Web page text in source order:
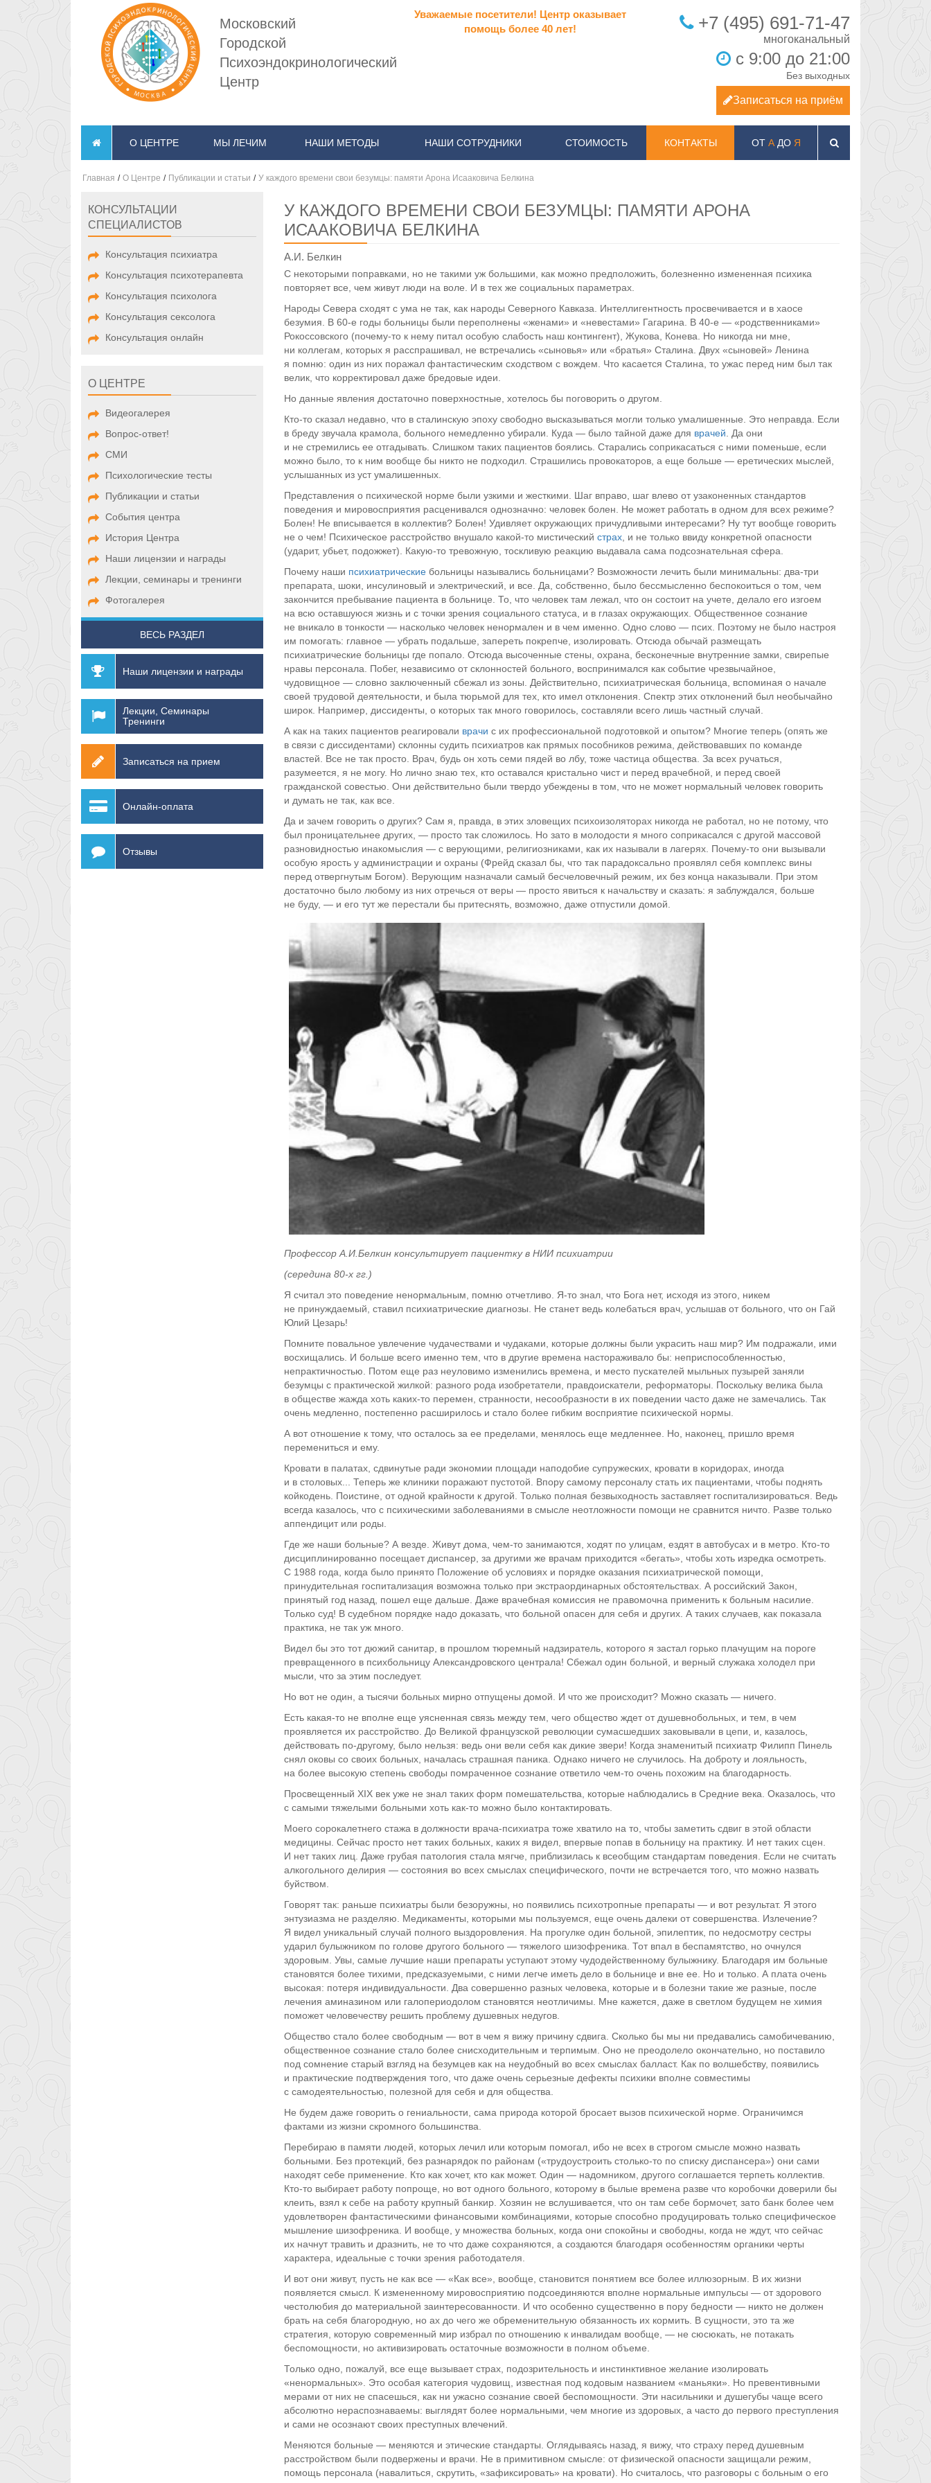
Московский
Городской
Психоэндокринологический
Центр
Уважаемые посетители! Центр оказывает
помощь более 40 лет!
+7 (495) 691-71-47
с 9:00 до 21:00
Без выходных
Записаться на приём
О ЦЕНТРЕ МЫ ЛЕЧИМ НАШИ МЕТОДЫ НАШИ СОТРУДНИКИ СТОИМОСТЬ КОНТАКТЫ ОТ АДО Я
Главная / О Центре / Публикации и статьи / У каждого времени свои безумцы: памяти Арона Исааковича Белкина
КОНСУЛЬТАЦИИ
СПЕЦИАЛИСТОВ
Консультация психиатра
Консультация психотерапевта
Консультация психолога
Консультация сексолога
Консультация онлайн
О ЦЕНТРЕ
Видеогалерея
Вопрос-ответ!
СМИ
Психологические тесты
Публикации и статьи
События центра
История Центра
Наши лицензии и награды
Лекции, семинары и тренинги
Фотогалерея
ВЕСЬ РАЗДЕЛ
Наши лицензии и награды
Лекции, Семинары
Тренинги
Записаться на прием
Онлайн-оплата
Отзывы
У КАЖДОГО ВРЕМЕНИ СВОИ БЕЗУМЦЫ: ПАМЯТИ АРОНА
ИСААКОВИЧА БЕЛКИНА
А.И. Белкин
С некоторыми поправками, но не такими уж большими, как можно предположить, болезненно измененная психика
повторяет все, чем живут люди на воле. И в тех же социальных параметрах.
Народы Севера сходят с ума не так, как народы Северного Кавказа. Интеллигентность просвечивается и в хаосе
безумия. В 60-е годы больницы были переполнены «женами» и «невестами» Гагарина. В 40-е — «родственниками»
Рокоссовского (почему-то к нему питал особую слабость наш контингент), Жукова, Конева. Но никогда ни мне,
ни коллегам, которых я расспрашивал, не встречались «сыновья» или «братья» Сталина. Двух «сыновей» Ленина
я помню: один из них поражал фантастическим сходством с вождем. Что касается Сталина, то ужас перед ним был так
велик, что корректировал даже бредовые идеи.
Но данные явления достаточно поверхностные, хотелось бы поговорить о другом.
Кто-то сказал недавно, что в сталинскую эпоху свободно высказываться могли только умалишенные. Это неправда. Если
в бреду звучала крамола, больного немедленно убирали. Куда — было тайной даже для врачей . Да они
и не стремились ее отгадывать. Слишком таких пациентов боялись. Старались соприкасаться с ними поменьше, если
можно было, то к ним вообще бы никто не подходил. Страшились провокаторов, а еще больше — еретических мыслей,
услышанных из уст умалишенных.
Представления о психической норме были узкими и жесткими. Шаг вправо, шаг влево от узаконенных стандартов
поведения и мировосприятия расценивался однозначно: человек болен. Не может работать в одном для всех режиме?
Болен! Не вписывается в коллектив? Болен! Удивляет окружающих причудливыми интересами? Ну тут вообще говорить
не о чем! Психическое расстройство внушало какой-то мистический страх, и не только ввиду конкретной опасности
(ударит, убьет, подожжет). Какую-то тревожную, тоскливую реакцию выдавала сама подсознательная сфера.
Почему наши психиатрическиебольницы назывались больницами? Возможности лечить были минимальны: два-три
препарата, шоки, инсулиновый и электрический, и все. Да, собственно, было бессмысленно беспокоиться о том, чем
закончится пребывание пациента в больнице. То, что человек там лежал, что он состоит на учете, делало его изгоем
на всю оставшуюся жизнь и с точки зрения социального статуса, и в глазах окружающих. Общественное сознание
не вникало в тонкости — насколько человек ненормален и в чем именно. Одно слово — псих. Поэтому не было настроя
им помогать: главное — убрать подальше, запереть покрепче, изолировать. Отсюда обычай размещать
психиатрические больницы где попало. Отсюда высоченные стены, охрана, бесконечные внутренние замки, свирепые
нравы персонала. Побег, независимо от склонностей больного, воспринимался как событие чрезвычайное,
чудовищное — словно заключенный сбежал из зоны. Действительно, психиатрическая больница, вспоминая о начале
своей трудовой деятельности, и была тюрьмой для тех, кто имел отклонения. Спектр этих отклонений был необычайно
широк. Например, диссиденты, о которых так много говорилось, составляли всего лишь частный случай.
А как на таких пациентов реагировали врачи с их профессиональной подготовкой и опытом? Многие теперь (опять же
в связи с диссидентами) склонны судить психиатров как прямых пособников режима, действовавших по команде
властей. Все не так просто. Врач, будь он хоть семи пядей во лбу, тоже частица общества. За всех ручаться,
разумеется, я не могу. Но лично знаю тех, кто оставался кристально чист и перед врачебной, и перед своей
гражданской совестью. Они действительно были твердо убеждены в том, что не может нормальный человек говорить
и думать не так, как все.
Да и зачем говорить о других? Сам я, правда, в этих зловещих психоизоляторах никогда не работал, но не потому, что
был проницательнее других, — просто так сложилось. Но зато в молодости я много соприкасался с другой массовой
разновидностью инакомыслия — с верующими, религиозниками, как их называли в лагерях. Почему-то они вызывали
особую ярость у администрации и охраны (Фрейд сказал бы, что так парадоксально проявлял себя комплекс вины
перед отвергнутым Богом). Верующим назначали самый бесчеловечный режим, их без конца наказывали. При этом
достаточно было любому из них отречься от веры — просто явиться к начальству и сказать: я заблуждался, больше
не буду, — и его тут же перестали бы притеснять, возможно, даже отпустили домой.
Профессор А.И.Белкин консультирует пациентку в НИИ психиатрии
(середина 80-х гг.)
Я считал это поведение ненормальным, помню отчетливо. Я-то знал, что Бога нет, исходя из этого, никем
не принуждаемый, ставил психиатрические диагнозы. Не станет ведь колебаться врач, услышав от больного, что он Гай
Юлий Цезарь!
Помните повальное увлечение чудачествами и чудаками, которые должны были украсить наш мир? Им подражали, ими
восхищались. И больше всего именно тем, что в другие времена настораживало бы: неприспособленностью,
непрактичностью. Потом еще раз неуловимо изменились времена, и место пускателей мыльных пузырей заняли
безумцы с практической жилкой: разного рода изобретатели, правдоискатели, реформаторы. Поскольку велика была
в обществе жажда хоть каких-то перемен, странности, несообразности в их поведении часто даже не замечались. Так
очень медленно, постепенно расширилось и стало более гибким восприятие психической нормы.
А вот отношение к тому, что осталось за ее пределами, менялось еще медленнее. Но, наконец, пришло время
перемениться и ему.
Кровати в палатах, сдвинутые ради экономии площади наподобие супружеских, кровати в коридорах, иногда
и в столовых... Теперь же клиники поражают пустотой. Впору самому персоналу стать их пациентами, чтобы поднять
койкодень. Поистине, от одной крайности к другой. Только полная безвыходность заставляет госпитализироваться. Ведь
всегда казалось, что с психическими заболеваниями в смысле неотложности помощи не сравнится ничто. Разве только
аппендицит или роды.
Где же наши больные? А везде. Живут дома, чем-то занимаются, ходят по улицам, ездят в автобусах и в метро. Кто-то
дисциплинированно посещает диспансер, за другими же врачам приходится «бегать», чтобы хоть изредка осмотреть.
С 1988 года, когда было принято Положение об условиях и порядке оказания психиатрической помощи,
принудительная госпитализация возможна только при экстраординарных обстоятельствах. А российский Закон,
принятый год назад, пошел еще дальше. Даже врачебная комиссия не правомочна применить к больным насилие.
Только суд! В судебном порядке надо доказать, что больной опасен для себя и других. А таких случаев, как показала
практика, не так уж много.
Видел бы это тот дюжий санитар, в прошлом тюремный надзиратель, которого я застал горько плачущим на пороге
превращенного в психбольницу Александровского централа! Сбежал один больной, и верный служака холодел при
мысли, что за этим последует.
Но вот не один, а тысячи больных мирно отпущены домой. И что же происходит? Можно сказать — ничего.
Есть какая-то не вполне еще уясненная связь между тем, чего общество ждет от душевнобольных, и тем, в чем
проявляется их расстройство. До Великой французской революции сумасшедших заковывали в цепи, и, казалось,
действовать по-другому, было нельзя: ведь они вели себя как дикие звери! Когда знаменитый психиатр Филипп Пинель
снял оковы со своих больных, началась страшная паника. Однако ничего не случилось. На доброту и лояльность,
на более высокую степень свободы помраченное сознание ответило чем-то очень похожим на благодарность.
Просвещенный XIX век уже не знал таких форм помешательства, которые наблюдались в Средние века. Оказалось, что
с самыми тяжелыми больными хоть как-то можно было контактировать.
Моего сорокалетнего стажа в должности врача-психиатра тоже хватило на то, чтобы заметить сдвиг в этой области
медицины. Сейчас просто нет таких больных, каких я видел, впервые попав в больницу на практику. И нет таких сцен.
И нет таких лиц. Даже грубая патология стала мягче, приблизилась к всеобщим стандартам поведения. Если не считать
алкогольного делирия — состояния во всех смыслах специфического, почти не встречается того, что можно назвать
буйством.
Говорят так: раньше психиатры были безоружны, но появились психотропные препараты — и вот результат. Я этого
энтузиазма не разделяю. Медикаменты, которыми мы пользуемся, еще очень далеки от совершенства. Излечение?
Я видел уникальный случай полного выздоровления. На прогулке один больной, эпилептик, по недосмотру сестры
ударил булыжником по голове другого больного — тяжелого шизофреника. Тот впал в беспамятство, но очнулся
здоровым. Увы, самые лучшие наши препараты уступают этому чудодейственному булыжнику. Благодаря им больные
становятся более тихими, предсказуемыми, с ними легче иметь дело в больнице и вне ее. Но и только. А плата очень
высокая: потеря индивидуальности. Два совершенно разных человека, которые и в болезни такие же разные, после
лечения аминазином или галопериодолом становятся неотличимы. Мне кажется, даже в светлом будущем не химия
поможет человечеству решить проблему душевных недугов.
Общество стало более свободным — вот в чем я вижу причину сдвига. Сколько бы мы ни предавались самобичеванию,
общественное сознание стало более снисходительным и терпимым. Оно не преодолело окончательно, но поставило
под сомнение старый взгляд на безумцев как на неудобный во всех смыслах балласт. Как по волшебству, появились
и практические подтверждения того, что даже очень серьезные дефекты психики вполне совместимы
с самодеятельностью, полезной для себя и для общества.
Не будем даже говорить о гениальности, сама природа которой бросает вызов психической норме. Ограничимся
фактами из жизни скромного большинства.
Перебираю в памяти людей, которых лечил или которым помогал, ибо не всех в строгом смысле можно назвать
больными. Без протекций, без разнарядок по районам («трудоустроить столько-то по списку диспансера») они сами
находят себе применение. Кто как хочет, кто как может. Один — надомником, другого соглашается терпеть коллектив.
Кто-то выбирает работу попроще, но вот одного больного, которому в былые времена разве что коробочки доверили бы
клеить, взял к себе на работу крупный банкир. Хозяин не вслушивается, что он там себе бормочет, зато банк более чем
удовлетворен фантастическими финансовыми комбинациями, которые способно продуцировать только специфическое
мышление шизофреника. И вообще, у множества больных, когда они спокойны и свободны, когда не ждут, что сейчас
их начнут травить и дразнить, не то что даже сохраняются, а создаются благодаря особенностям органики черты
характера, идеальные с точки зрения работодателя.
И вот они живут, пусть не как все — «Как все», вообще, становится понятием все более иллюзорным. В их жизни
появляется смысл. К измененному мировосприятию подсоединяются вполне нормальные импульсы — от здорового
честолюбия до материальной заинтересованности. И что особенно существенно в пору бедности — никто не должен
брать на себя благородную, но ах до чего же обременительную обязанность их кормить. В сущности, это та же
стратегия, которую современный мир избрал по отношению к инвалидам вообще, — не сюсюкать, не потакать
беспомощности, но активизировать остаточные возможности в полном объеме.
Только одно, пожалуй, все еще вызывает страх, подозрительность и инстинктивное желание изолировать
«ненормальных». Это особая категория чудовищ, известная под кодовым названием «маньяки». Но превентивными
мерами от них не спасешься, как ни ужасно сознание своей беспомощности. Эти насильники и душегубы чаще всего
абсолютно нераспознаваемы: выглядят более нормальными, чем многие из здоровых, а часто до первого преступления
и сами не осознают своих преступных влечений.
Меняются больные — меняются и этические стандарты. Оглядываясь назад, я вижу, что страху перед душевным
расстройством были подвержены и врачи. Не в примитивном смысле: от физической опасности защищали режим,
помощь персонала (навалиться, скрутить, «зафиксировать» на кровати). Но считалось, что разговоры с больным о его